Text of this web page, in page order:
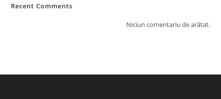
Recent Comments
Niciun comentariu de arătat.